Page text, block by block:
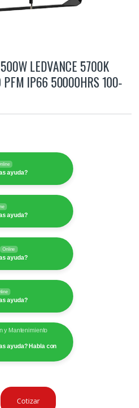
LEDVANCE 5700K
PFM IP66 50000HRS 100-
ayuda?
ayuda?
Online
ayuda?
ayuda?
y Mantenimiento
ayuda? Habla con
Cotizar